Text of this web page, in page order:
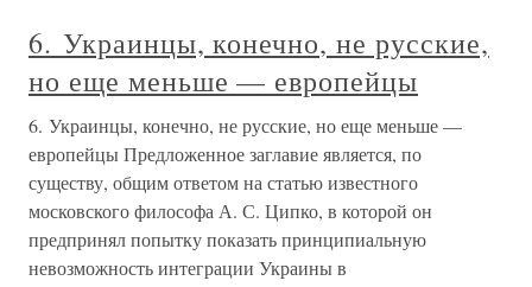
6. Украинцы, конечно, не русские,
но еще меньше — европейцы
6. Украинцы, конечно, не русские, но еще меньше —
европейцы Предложенное заглавие является, по
существу, общим ответом на статью известного
московского философа А. С. Ципко, в которой он
предпринял попытку показать принципиальную
невозможность интеграции Украины в